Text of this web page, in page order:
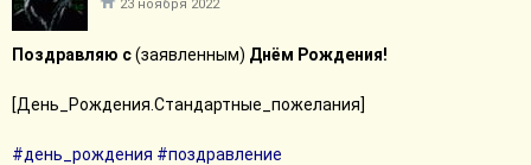
23 ноября 2022
Поздравляю с(заявленным) Днём Рождения!
[День_Рождения.Стандартные_пожелания]
#день_рождения #поздравление